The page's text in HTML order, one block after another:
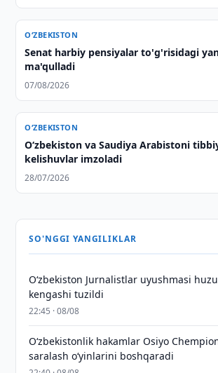
O‘ZBEKISTON
Senat harbiy pensiyalar to'g'risidagi
ma'qulladi
07/08/2026
O‘ZBEKISTON
Oʻzbekiston va Saudiya Arabistoni
kelishuvlar imzoladi
28/07/2026
SO'NGGI YANGILIKLAR
O‘zbekiston Jurnalistlar uyushmasi
kengashi tuzildi
22:45 · 08/08
O‘zbekistonlik hakamlar Osiyo
saralash o‘yinlarini boshqaradi